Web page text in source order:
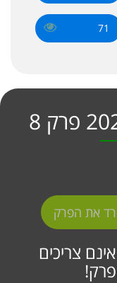
71
את הפרק
צריכים